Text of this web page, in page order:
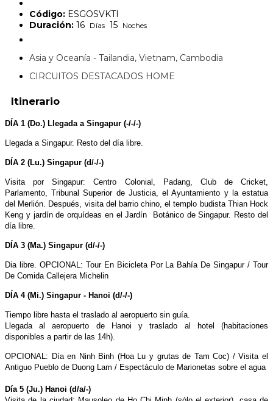
Código: ESGOSVKTI
Duración: 16 Días 15 Noches
Asia y Oceanía - Tailandia, Vietnam, Cambodia
CIRCUITOS DESTACADOS HOME
Itinerario
DÍA 1 (Do.) Llegada a Singapur (-/-/-)
Llegada a Singapur. Resto del día libre.
DÍA 2 (Lu.) Singapur (d/-/-)
Visita por Singapur: Centro Colonial, Padang, Club de Cricket,
Parlamento, Tribunal Superior de Justicia, el Ayuntamiento y la estatua
del Merlión. Después, visita del barrio chino, el templo budista Thian Hock
Keng y jardín de orquídeas en el Jardín Botánico de Singapur. Resto del
día libre.
DÍA 3 (Ma.) Singapur (d/-/-)
Dia libre. OPCIONAL: Tour En Bicicleta Por La Bahía De Singapur / Tour
De Comida Callejera Michelin
DÍA 4 (Mi.) Singapur - Hanoi (d/-/-)
Tiempo libre hasta el traslado al aeropuerto sin guía.
Llegada al aeropuerto de Hanoi y traslado al hotel (habitaciones
disponibles a partir de las 14h).
OPCIONAL: Día en Ninh Binh (Hoa Lu y grutas de Tam Coc) / Visita el
Antiguo Pueblo de Duong Lam / Espectáculo de Marionetas sobre el agua
Día 5 (Ju.) Hanoi (d/a/-)